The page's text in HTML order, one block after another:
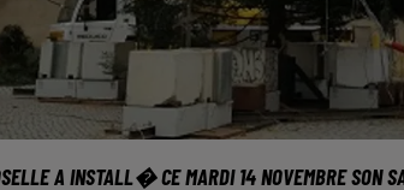
A INSTALL� CE MARDI 14 NOVEMBRE SON